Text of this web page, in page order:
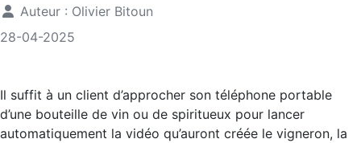
Auteur : Olivier Bitoun
28-04-2025
Il suffit à un client d’approcher son téléphone portable
d’une bouteille de vin ou de spiritueux pour lancer
automatiquement la vidéo qu’auront créée le vigneron, la